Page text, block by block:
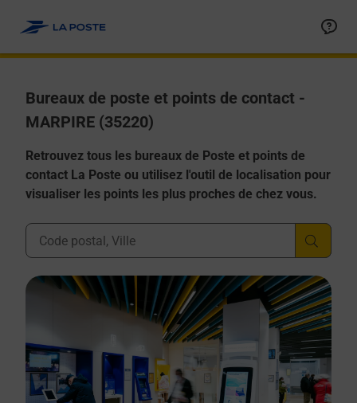
Bureaux de poste et points de contact -
MARPIRE (35220)
Retrouvez tous les bureaux de Poste et points de
contact La Poste ou utilisez l'outil de localisation pour
visualiser les points les plus proches de chez vous.
Ville, Département, Code Postal